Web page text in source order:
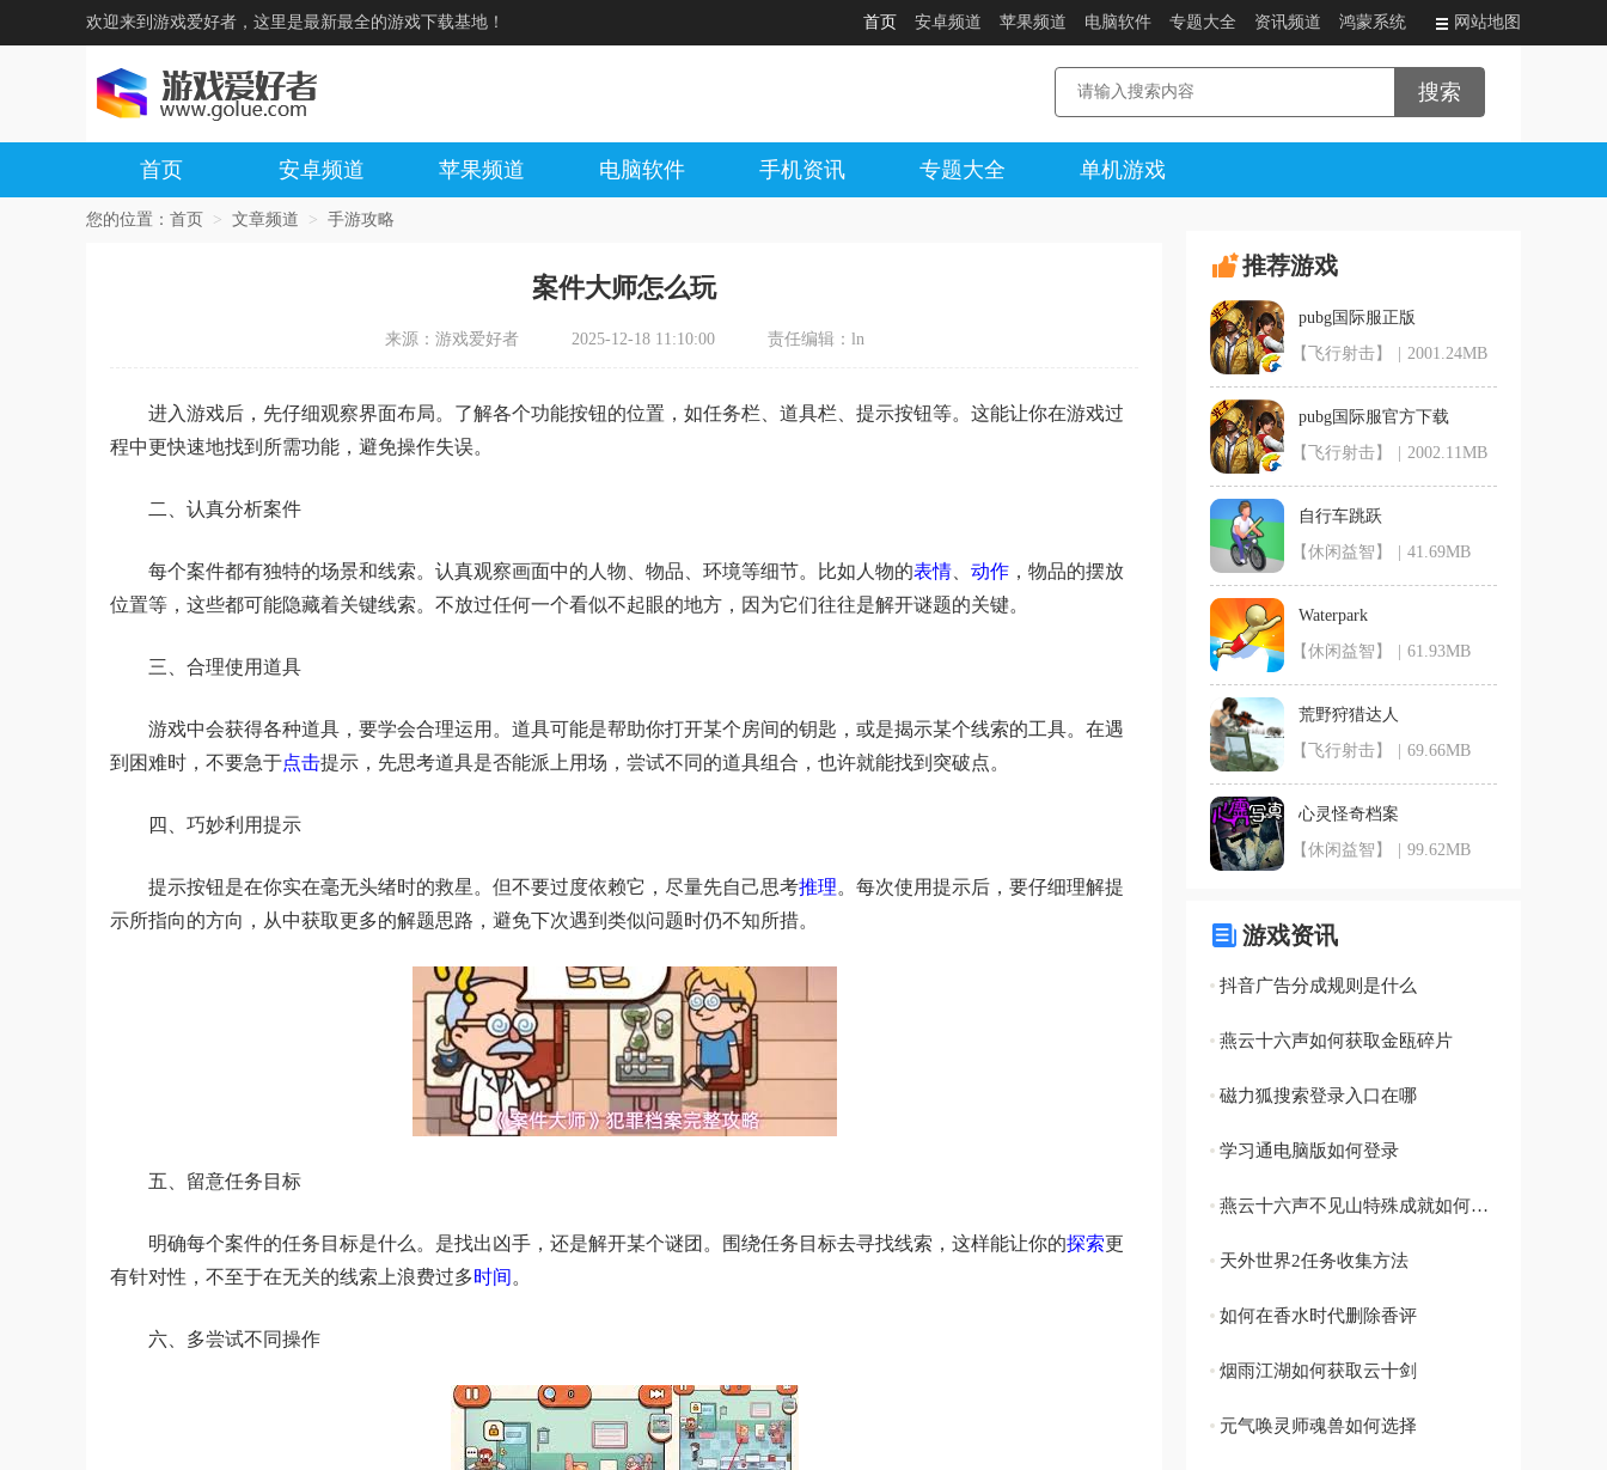
欢迎来到游戏爱好者，这里是最新最全的游戏下载基地！ 首页 安卓频道 苹果频道 电脑软件 专题大全 资讯频道 鸿蒙系统 网站地图
首页 安卓频道 苹果频道 电脑软件 手机资讯 专题大全 单机游戏
您的位置： 首页 > 文章频道 > 手游攻略
案件大师怎么玩
来源：游戏爱好者 2025-12-18 11:10:00 责任编辑：ln
进入游戏后，先仔细观察界面布局。了解各个功能按钮的位置，如任务栏、道具栏、提示按钮等。这能让你在游戏过
程中更快速地找到所需功能，避免操作失误。
二、认真分析案件
每个案件都有独特的场景和线索。认真观察画面中的人物、物品、环境等细节。比如人物的表情 动作 ，物品的摆放
位置等，这些都可能隐藏着关键线索。不放过任何一个看似不起眼的地方，因为它们往往是解开谜题的关键。
三、合理使用道具
游戏中会获得各种道具，要学会合理运用。道具可能是帮助你打开某个房间的钥匙，或是揭示某个线索的工具。在遇
到困难时，不要急于点击提示，先思考道具是否能派上用场，尝试不同的道具组合，也许就能找到突破点。
四、巧妙利用提示
提示按钮是在你实在毫无头绪时的救星。但不要过度依赖它，尽量先自己思考推理。每次使用提示后，要仔细理解提
示所指向的方向，从中获取更多的解题思路，避免下次遇到类似问题时仍不知所措。
五、留意任务目标
明确每个案件的任务目标是什么。是找出凶手，还是解开某个谜团。围绕任务目标去寻找线索，这样能让你的探索更
有针对性，不至于在无关的线索上浪费过多时间 。
六、多尝试不同操作
推荐游戏
pubg国际服正版
【飞行射击】
2001.24MB
pubg国际服官方下载
【飞行射击】
2002.11MB
自行车跳跃
【休闲益智】
41.69MB
Waterpark
【休闲益智】
61.93MB
荒野狩猎达人
【飞行射击】
69.66MB
心灵怪奇档案
【休闲益智】
99.62MB
游戏资讯
抖音广告分成规则是什么
燕云十六声如何获取金瓯碎片
磁力狐搜索登录入口在哪
学习通电脑版如何登录
燕云十六声不见山特殊成就如何获取
天外世界2任务收集方法
如何在香水时代删除香评
烟雨江湖如何获取云十剑
元气唤灵师魂兽如何选择